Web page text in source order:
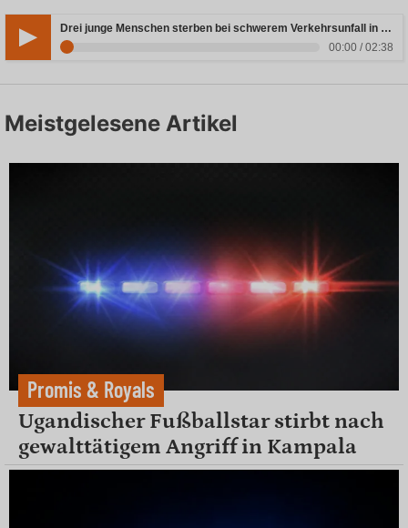
Drei junge Menschen sterben bei schwerem Verkehrsunfall in Rheinland-Pfalz
00:00 / 02:38
Meistgelesene Artikel
Promis & Royals
Ugandischer Fußballstar stirbt nach
gewalttätigem Angriff in Kampala